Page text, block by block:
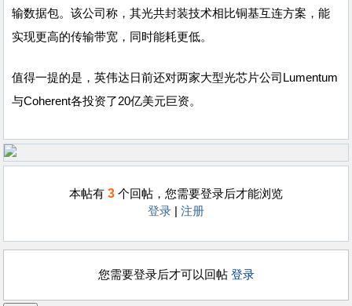
输数据包。该公司称，其光共封装技术相比铜基互连方案，能
实现更高的传输带宽，同时能耗更低。
值得一提的是，英伟达日前还对两家大型光芯片公司Lumentum
与Coherent各投资了20亿美元巨资。
本帖有 3 个回帖，您需要登录后才能浏览
登录
注册
您需要登录后才可以回帖 登录